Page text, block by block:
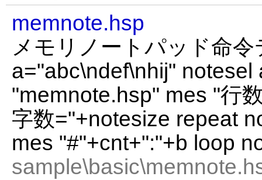
memnote.hsp
メモリノートパッド命令
a="abc\ndef\nhij" notesel
"memnote.hsp" mes "行
字数="+notesize repeat
mes "#"+cnt+":"+b loop